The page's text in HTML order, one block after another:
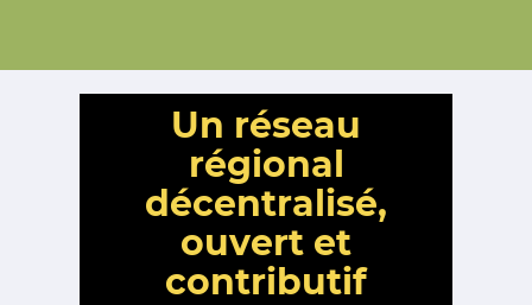
Un réseau
régional
décentralisé,
ouvert et
contributif